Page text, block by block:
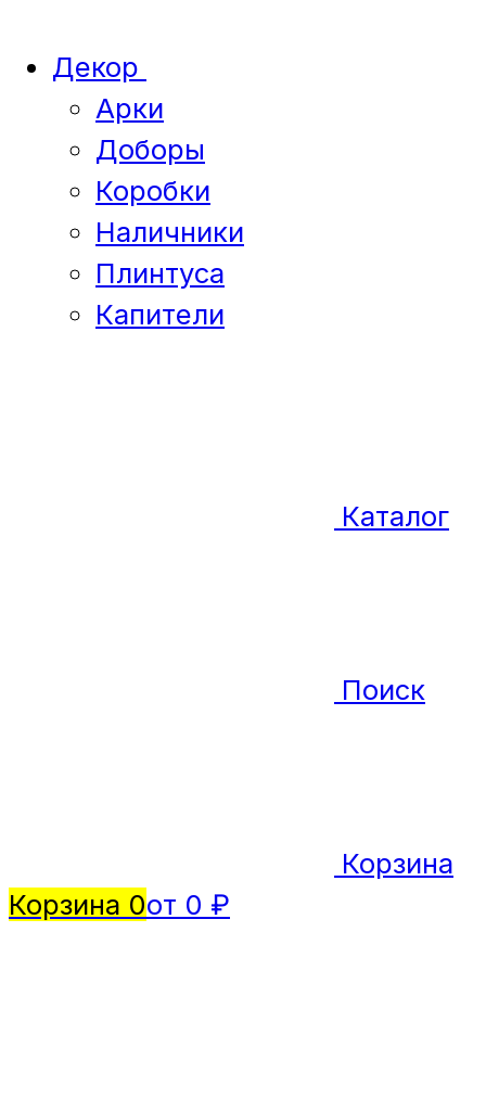
Декор
Арки
Доборы
Коробки
Наличники
Плинтуса
Капители
Каталог
Поиск
Корзина
Корзина 0от 0 ₽